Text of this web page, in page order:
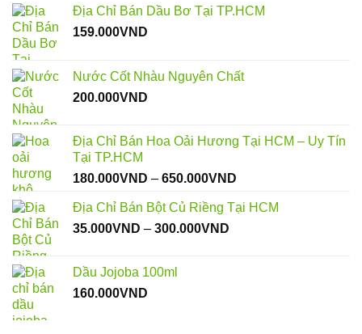
Địa Chỉ Bán Dầu Bơ Tại TP.HCM
159.000VND
Nước Cốt Nhàu Nguyên Chất
200.000VND
Địa Chỉ Bán Hoa Oải Hương Tại HCM – Uy Tín
Tại TP.HCM
180.000VND – 650.000VND
từ
Địa Chỉ Bán Bột Củ Riềng Tại HCM
35.000VND – 300.000VND
Dầu Jojoba 100ml
160.000VND